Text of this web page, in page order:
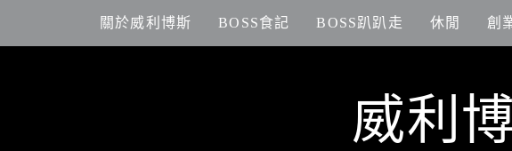
content
關於威利博斯 BOSS食記 BOSS趴趴走 休閒 創
威利